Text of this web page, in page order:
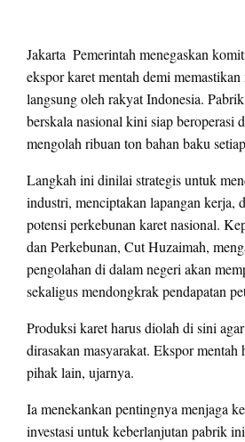
Jakarta  Pemerintah menegaskan
ekspor karet mentah demi
langsung oleh rakyat Indonesia.
berskala nasional kini siap beroperasi
mengolah ribuan ton bahan baku
Langkah ini dinilai strategis untuk
industri, menciptakan lapangan kerja,
potensi perkebunan karet nasional.
dan Perkebunan, Cut Huzaimah,
pengolahan di dalam negeri akan
sekaligus mendongkrak pendapatan
Produksi karet harus diolah di sini
dirasakan masyarakat. Ekspor
pihak lain, ujarnya.
Ia menekankan pentingnya menjaga
investasi untuk keberlanjutan pabrik